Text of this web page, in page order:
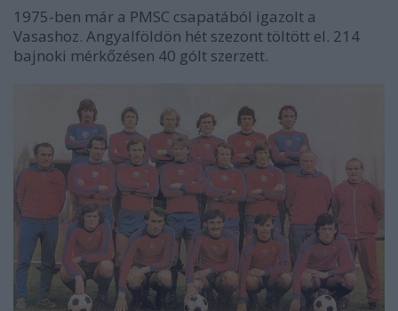
1975-ben már a PMSC csapatából igazolt a
Vasashoz. Angyalföldön hét szezont töltött el. 214
bajnoki mérkőzésen 40 gólt szerzett.